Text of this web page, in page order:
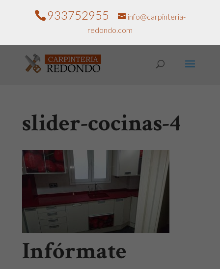
933752955
info@carpinteria-
redondo.com
slider-cocinas-4
Infórmate